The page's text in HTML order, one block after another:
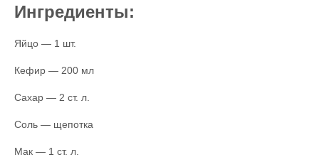
Ингредиенты:
Яйцо — 1 шт.
Кефир — 200 мл
Сахар — 2 ст. л.
Соль — щепотка
Мак — 1 ст. л.